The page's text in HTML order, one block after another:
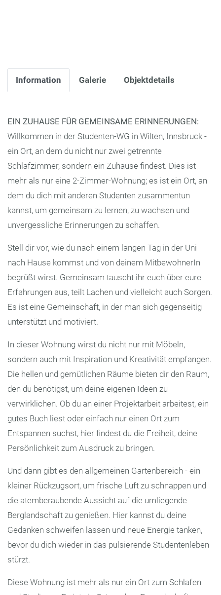
Information Galerie Objektdetails
EIN ZUHAUSE FÜR GEMEINSAME ERINNERUNGEN:
Willkommen in der Studenten-WG in Wilten, Innsbruck -
ein Ort, an dem du nicht nur zwei getrennte
Schlafzimmer, sondern ein Zuhause findest. Dies ist
mehr als nur eine 2-Zimmer-Wohnung; es ist ein Ort, an
dem du dich mit anderen Studenten zusammentun
kannst, um gemeinsam zu lernen, zu wachsen und
unvergessliche Erinnerungen zu schaffen.
Stell dir vor, wie du nach einem langen Tag in der Uni
nach Hause kommst und von deinem MitbewohnerIn
begrüßt wirst. Gemeinsam tauscht ihr euch über eure
Erfahrungen aus, teilt Lachen und vielleicht auch Sorgen.
Es ist eine Gemeinschaft, in der man sich gegenseitig
unterstützt und motiviert.
In dieser Wohnung wirst du nicht nur mit Möbeln,
sondern auch mit Inspiration und Kreativität empfangen.
Die hellen und gemütlichen Räume bieten dir den Raum,
den du benötigst, um deine eigenen Ideen zu
verwirklichen. Ob du an einer Projektarbeit arbeitest, ein
gutes Buch liest oder einfach nur einen Ort zum
Entspannen suchst, hier findest du die Freiheit, deine
Persönlichkeit zum Ausdruck zu bringen.
Und dann gibt es den allgemeinen Gartenbereich - ein
kleiner Rückzugsort, um frische Luft zu schnappen und
die atemberaubende Aussicht auf die umliegende
Berglandschaft zu genießen. Hier kannst du deine
Gedanken schweifen lassen und neue Energie tanken,
bevor du dich wieder in das pulsierende Studentenleben
stürzt.
Diese Wohnung ist mehr als nur ein Ort zum Schlafen